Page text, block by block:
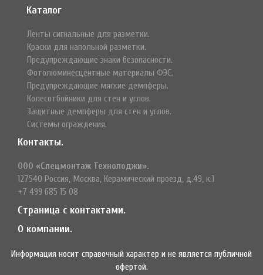
Каталог
Ленты сигнальные для разметки.
Краски для напольной разметки.
Предупреждающие знаки безопасности.
Фотолюминесцентные материалы ФЭС.
Предупреждающие мягкие демпферы.
Колесотбойники для стен и углов.
Защитные демпферы для стен и углов.
Системы ограждения.
Контакты.
ООО «Спецмонтаж Технолоджи».
127540 Россия, Москва, Керамический проезд, д.49, к.1
+7 499 685 15 08
Страница с контактами.
О компании.
Информация носит справочный характер и не является публичной
офертой.